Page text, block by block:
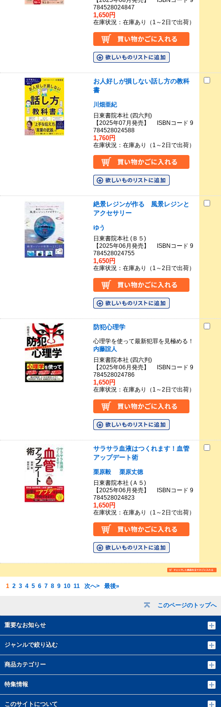
このページのトップへ
重要なお知らせ
ジャンルで絞り込む
商品カテゴリー
特集情報
このサイトについて
784528024847
1,650円
在庫状況：在庫あり（1～2日で出荷）
お人好しが損しない話し方の教科
書
川畑亜紀
日東書院本社 (四六判)
【2025年07月発売】 ISBNコード 9
784528024588
1,760円
在庫状況：在庫あり（1～2日で出荷）
絶景レジンが作る 風景レジンと
アクセサリー
ゆう
日東書院本社 (Ｂ５)
【2025年06月発売】 ISBNコード 9
784528024755
1,650円
在庫状況：在庫あり（1～2日で出荷）
防犯心理学
心理学を使って最新犯罪を見極める！
内藤誼人
日東書院本社 (四六判)
【2025年06月発売】 ISBNコード 9
784528024786
1,650円
在庫状況：在庫あり（1～2日で出荷）
サラサラ血液はつくれます！血管
アップデート術
栗原毅
栗原丈徳
日東書院本社 (Ａ５)
【2025年06月発売】 ISBNコード 9
784528024823
1,650円
在庫状況：在庫あり（1～2日で出荷）
1 2 3 4 5 6 7 8 9 10 11 次へ> 最後»